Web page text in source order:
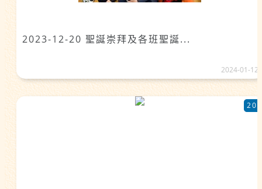
2023-12-20 聖誕崇拜及各班聖誕...
2024-01-12
20